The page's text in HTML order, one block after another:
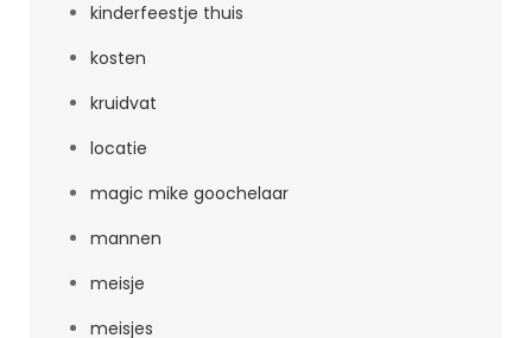
kinderfeestje thuis
kosten
kruidvat
locatie
magic mike goochelaar
mannen
meisje
meisjes